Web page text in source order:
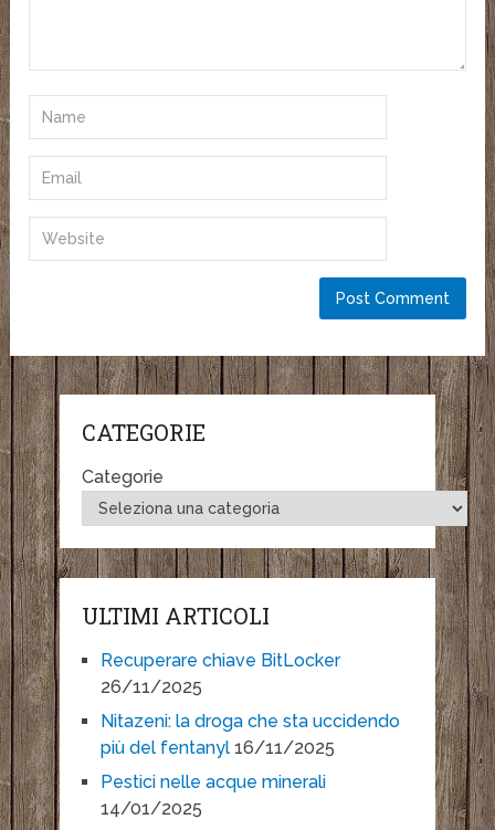
CATEGORIE
Categorie
ULTIMI ARTICOLI
Recuperare chiave BitLocker
26/11/2025
Nitazeni: la droga che sta uccidendo
più del fentanyl 16/11/2025
Pestici nelle acque minerali
14/01/2025